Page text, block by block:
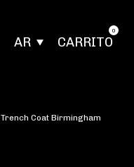
AR CARRITO
0
Trench Coat Birmingham